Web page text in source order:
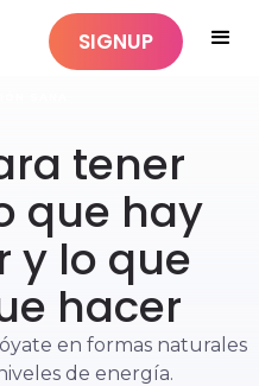
SIGNUP
tener
que hay
y lo que
hacer
en formas naturales
de energía.